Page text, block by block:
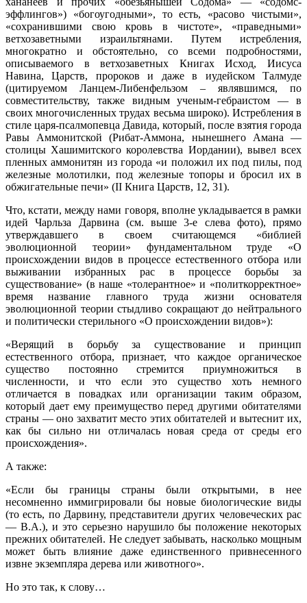
эффлингов») «богоугодными», то есть, «расово чистыми»,
«сохранившими свою кровь в чистоте», «праведными»
ветхозаветными израильтянами. Путем истребления,
многократно и обстоятельно, со всеми подробностями,
описываемого в ветхозаветных Книгах Исход, Иисуса
Навина, Царств, пророков и даже в иудейском Талмуде
(цитируемом Ланцем-Либенфельзом – являвшимся, по
совместительству, также видным ученым-гебраистом — в
своих многочисленных трудах весьма широко). Истребления в
стиле царя-псалмопевца Давида, который, после взятия города
Равы Аммонитской (Рибат-Аммона, нынешнего Амана —
столицы Хашимитского королевства Иордании), вывел всех
пленных аммонитян из города «и положил их под пилы, под
железные молотилки, под железные топоры и бросил их в
обжигательные печи» (II Книга Царств, 12, 31).
Что, кстати, между нами говоря, вполне укладывается в рамки
идей Чарльза Дарвина (см. выше 3-е слева фото), прямо
утверждавшего в своем считающемся «библией
эволюционной теории» фундаментальном труде «О
происхождении видов в процессе естественного отбора или
выживании избранных рас в процессе борьбы за
существование» (в наше «толерантное» и «политкорректное»
время название главного труда жизни основателя
эволюционной теории стыдливо сокращают до нейтрального
и политически стерильного «О происхождении видов»):
«Верящий в борьбу за существование и принцип
естественного отбора, признает, что каждое органическое
существо постоянно стремится приумножиться в
численности, и что если это существо хоть немного
отличается в повадках или организации таким образом,
который дает ему преимущество перед другими обитателями
страны — оно захватит место этих обитателей и вытеснит их,
как бы сильно ни отличалась новая среда от среды его
происхождения».
А также:
«Если бы границы страны были открытыми, в нее
несомненно иммигрировали бы новые биологические виды
(то есть, по Дарвину, представители других человеческих рас
— В.А.), и это серьезно нарушило бы положение некоторых
прежних обитателей. Не следует забывать, насколько мощным
может быть влияние даже единственного привнесенного
извне экземпляра дерева или животного».
Но это так, к слову…